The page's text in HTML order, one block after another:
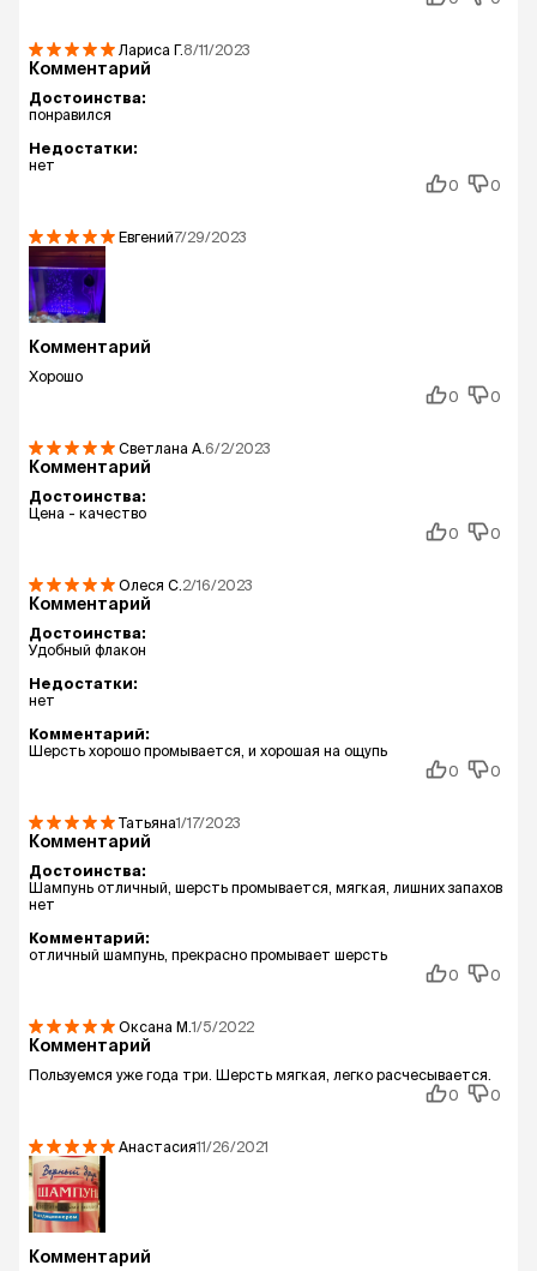
Лариса Г.8/11/2023
Комментарий
Достоинства:
понравился
Недостатки:
нет
0
0
Евгений7/29/2023
Комментарий
Хорошо
0
0
Светлана А. 6/2/2023
Комментарий
Достоинства:
Цена - качество
0
0
Олеся С. 2/16/2023
Комментарий
Достоинства:
Удобный флакон
Недостатки:
нет
Комментарий:
Шерсть хорошо промывается, и хорошая на ощупь
0
0
Татьяна1/17/2023
Комментарий
Достоинства:
Шампунь отличный, шерсть промывается, мягкая, лишних запахов
нет
Комментарий:
отличный шампунь, прекрасно промывает шерсть
0
0
Оксана М.1/5/2022
Комментарий
Пользуемся уже года три. Шерсть мягкая, легко расчесывается.
0
0
Анастасия11/26/2021
Комментарий